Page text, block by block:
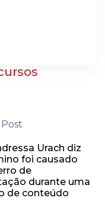
Urach diz
foi causado
de
durante uma
de conteúdo